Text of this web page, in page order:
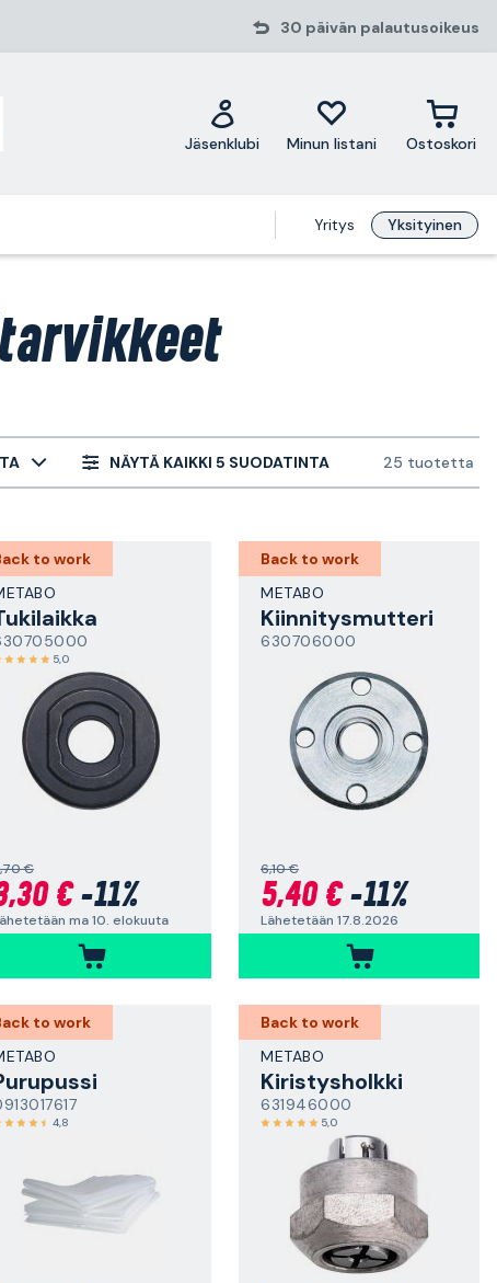
30 päivän palautusoikeus
Jäsenklubi Minun listani Ostoskori
Yritys Yksityinen
NÄYTÄ KAIKKI 5 SUODATINTA 25 tuotetta
to work
5,0
€
€-11%
ma 10. elokuuta
Back to work
METABO
Kiinnitysmutteri
630706000
6,10 €
5,40 €-11%
Lähetetään 17.8.2026
to work
4,8
Back to work
METABO
Kiristysholkki
631946000
5,0